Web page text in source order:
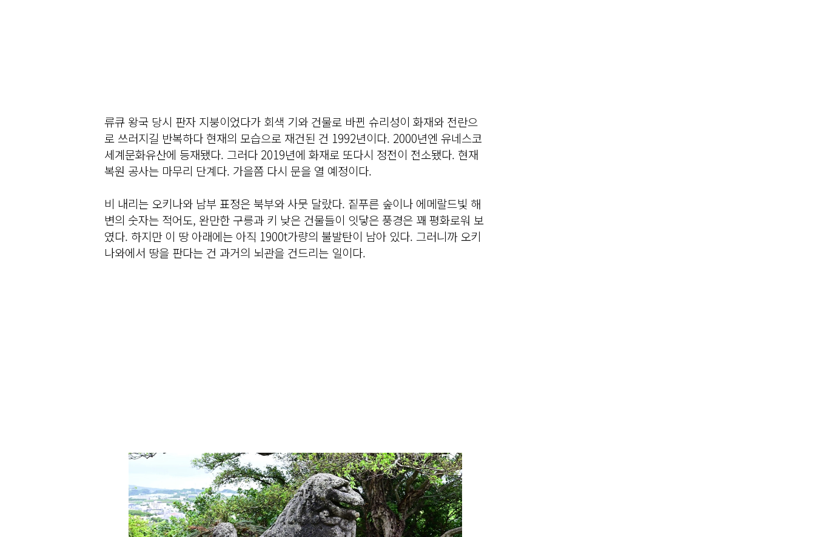
류큐 왕국 당시 판자 지붕이었다가 회색 기와 건물로 바뀐 슈리성이 화재와 전란으
로 쓰러지길 반복하다 현재의 모습으로 재건된 건 1992년이다. 2000년엔 유네스코
세계문화유산에 등재됐다. 그러다 2019년에 화재로 또다시 정전이 전소됐다. 현재
복원 공사는 마무리 단계다. 가을쯤 다시 문을 열 예정이다.
비 내리는 오키나와 남부 표정은 북부와 사뭇 달랐다. 짙푸른 숲이나 에메랄드빛 해
변의 숫자는 적어도, 완만한 구릉과 키 낮은 건물들이 잇닿은 풍경은 꽤 평화로워 보
였다. 하지만 이 땅 아래에는 아직 1900t가량의 불발탄이 남아 있다. 그러니까 오키
나와에서 땅을 판다는 건 과거의 뇌관을 건드리는 일이다.